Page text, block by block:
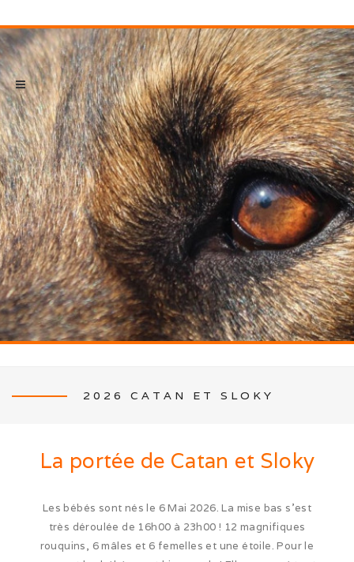
L’ÉLEVAGE
2026 CATAN ET SLOKY
La portée de Catan et Sloky
Les bébés sont nés le 6 Mai 2026. La mise bas s’est
très déroulée de 16h00 à 23h00 ! 12 magnifiques
rouquins, 6 mâles et 6 femelles et une étoile. Pour le